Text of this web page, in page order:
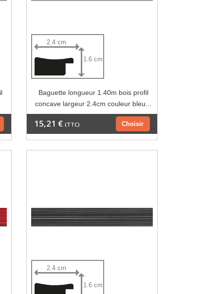
2.4 cm
1.6 cm
Baguette longueur 1.40m bois profil
concave largeur 2.4cm couleur bleu...
Choisir
15,21 € (TTC)
2.4 cm
1.6 cm